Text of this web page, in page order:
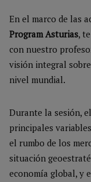
En el marco de las
Program Asturias,
con nuestro
visión integral
nivel mundial.
Durante la sesión,
principales
el rumbo de los
situación
economía global, y